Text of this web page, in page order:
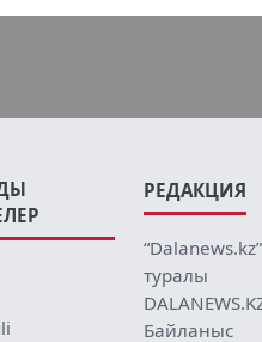
РЕДАКЦИЯ
туралы
Байланыс